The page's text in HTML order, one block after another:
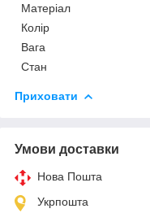
Матеріал
Колір
Вага
Стан
Приховати
Умови доставки
Нова Пошта
Укрпошта